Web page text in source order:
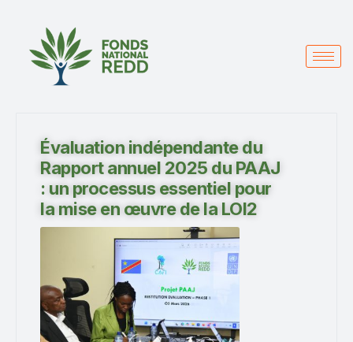
Évaluation indépendante du
Rapport annuel 2025 du PAAJ
: un processus essentiel pour
la mise en œuvre de la LOI2